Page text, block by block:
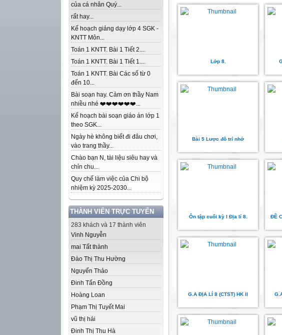
của cá nhân Quý...
rất hay...
Kế hoạch giảng dạy lớp 4 SGK -
KNTT Môn...
Toán 1 KNTT. Bài 1 Tiết 2....
Toán 1 KNTT. Bài 1 Tiết 1....
Toán 1 KNTT. Bài Các số từ 0
đến 10...
Bài soạn hay. Cảm ơn thầy Nam
nhiều nhé ❤️❤️❤️❤️❤️❤️...
Kế hoạch bài soạn giáo án lớp 1
theo SGK...
Ngày hè không biết đi đâu chơi,
vào trang thầy...
Chào bạn N, tài liệu siêu hay và
chỉn chu...
Quy chế làm việc của Chi bộ
nhiệm kỳ 2025-2030...
THÀNH VIÊN TRỰC TUYẾN
283 khách và 17 thành viên
Vinh Nguyễn
mai Tất thành
Đào Thị Thu Hường
Nguyển Thảo
Đinh Tấn Đồng
Hoàng Loan
Phạm Thị Tuyết Mai
vũ thị hái
Đinh Thị Thu Hà
Lớp 8.
Bài 5 Lược đồ trí nhớ
Ôn tập cuối kỳ I Địa lí 8.
ĐỀ
G.A ĐỊA LÍ 8 (CTST) HK II